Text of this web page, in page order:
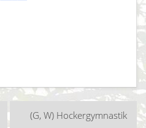
(G, W) Hockergymnastik